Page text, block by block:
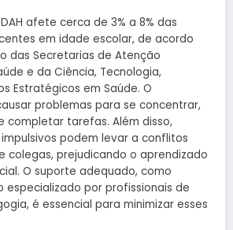
afete cerca de 3% a 8% das
em idade escolar, de acordo
das Secretarias de Atenção
e da Ciência, Tecnologia,
Estratégicos em Saúde. O
problemas para se concentrar,
completar tarefas. Além disso,
podem levar a conflitos
colegas, prejudicando o aprendizado
O suporte adequado, como
especializado por profissionais de
é essencial para minimizar esses